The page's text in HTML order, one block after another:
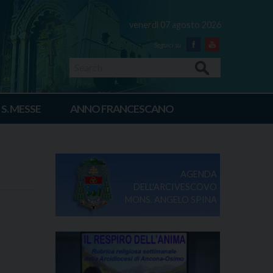
venerdì 07 agosto 2026
Facebook
Youtube
MESSE ANNO FRANCESCANO
AGENDA
DELL'ARCIVESCOVO